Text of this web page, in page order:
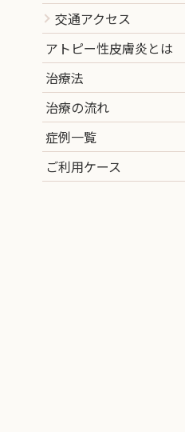
交通アクセス
アトピー性皮膚炎とは
治療法
治療の流れ
症例一覧
ご利用ケース